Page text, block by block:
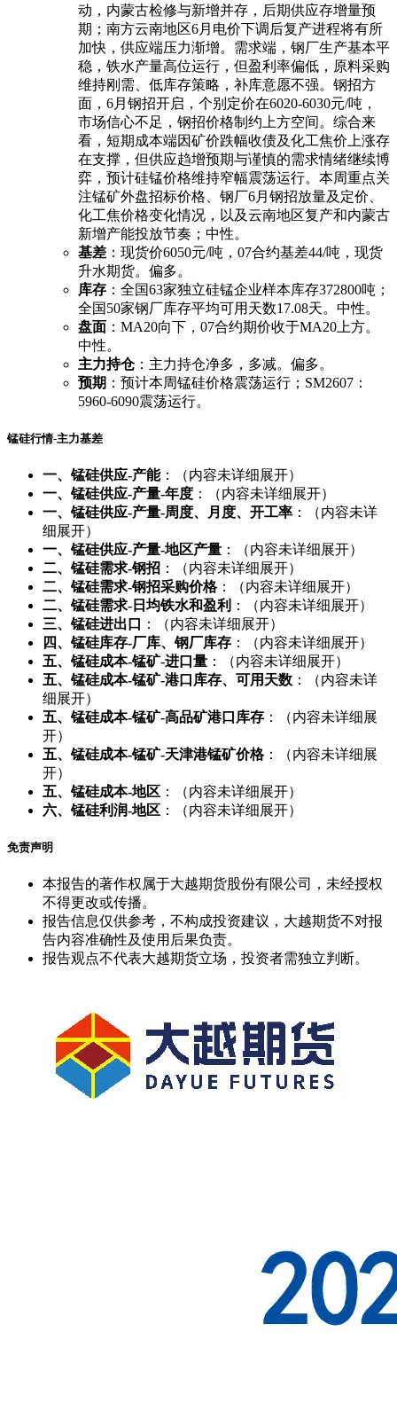
动，内蒙古检修与新增并存，后期供应存增量预
期；南方云南地区6月电价下调后复产进程将有所
加快，供应端压力渐增。需求端，钢厂生产基本平
稳，铁水产量高位运行，但盈利率偏低，原料采购
维持刚需、低库存策略，补库意愿不强。钢招方
面，6月钢招开启，个别定价在6020-6030元/吨，
市场信心不足，钢招价格制约上方空间。综合来
看，短期成本端因矿价跌幅收债及化工焦价上涨存
在支撑，但供应趋增预期与谨慎的需求情绪继续博
弈，预计硅锰价格维持窄幅震荡运行。本周重点关
注锰矿外盘招标价格、钢厂6月钢招放量及定价、
化工焦价格变化情况，以及云南地区复产和内蒙古
新增产能投放节奏；中性。
基差 ：现货价6050元/吨，07合约基差44/吨，现货
升水期货。偏多。
库存 ：全国63家独立硅锰企业样本库存372800吨；
全国50家钢厂库存平均可用天数17.08天。中性。
盘面 ：MA20向下，07合约期价收于MA20上方。
中性。
主力持仓：主力持仓净多，多减。偏多。
预期 ：预计本周锰硅价格震荡运行；SM2607：
5960-6090震荡运行。
锰硅行情-主力基差
一、锰硅供应-产能：（内容未详细展开）
一、锰硅供应-产量-年度 ：（内容未详细展开）
一、锰硅供应-产量-周度、月度、开工率 ：（内容未详
细展开）
一、锰硅供应-产量-地区产量 ：（内容未详细展开）
二、锰硅需求-钢招 ：（内容未详细展开）
二、锰硅需求-钢招采购价格：（内容未详细展开）
二、锰硅需求-日均铁水和盈利 ：（内容未详细展开）
三、锰硅进出口
：（内容未详细展开）
四、锰硅库存-厂库、钢厂库存 ：（内容未详细展开）
五、锰硅成本-锰矿-进口量 ：（内容未详细展开）
五、锰硅成本-锰矿-港口库存、可用天数 ：（内容未详
细展开）
五、锰硅成本-锰矿-高品矿港口库存 ：（内容未详细展
开）
五、锰硅成本-锰矿-天津港锰矿价格：（内容未详细展
开）
五、锰硅成本-地区 ：（内容未详细展开）
六、锰硅利润-地区 ：（内容未详细展开）
免责声明
本报告的著作权属于大越期货股份有限公司，未经授权
不得更改或传播。
报告信息仅供参考，不构成投资建议，大越期货不对报
告内容准确性及使用后果负责。
报告观点不代表大越期货立场，投资者需独立判断。